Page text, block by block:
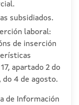
subsidiados.
laboral:
de inserción
apartado 2 do
4 de agosto.
de Información